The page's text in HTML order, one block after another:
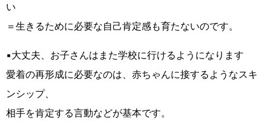
い
＝生きるために必要な自己肯定感も育たないのです。
▪️大丈夫、お子さんはまた学校に行けるようになります
愛着の再形成に必要なのは、赤ちゃんに接するようなスキ
ンシップ、
相手を肯定する言動などが基本です。